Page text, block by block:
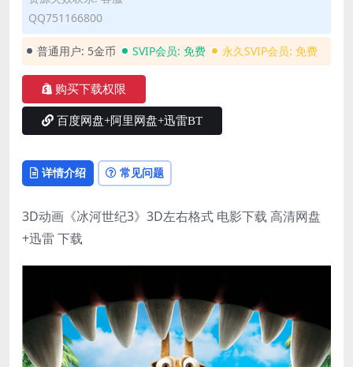
QQ751166800
普通用户: 5金币 SVIP会员: 免费 永久SVIP会员: 免费
购买下载权限
百度网盘+阿里网盘+迅雷BT
详情介绍 常见问题
3D动画《冰河世纪3》3D左右格式 电影下载 高清网盘
+迅雷 下载